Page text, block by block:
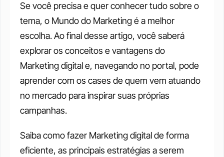
Se você precisa e quer conhecer tudo sobre o
tema, o Mundo do Marketing é a melhor
escolha. Ao final desse artigo, você saberá
explorar os conceitos e vantagens do
Marketing digital e, navegando no portal, pode
aprender com os cases de quem vem atuando
no mercado para inspirar suas próprias
campanhas.
Saiba como fazer Marketing digital de forma
eficiente, as principais estratégias a serem